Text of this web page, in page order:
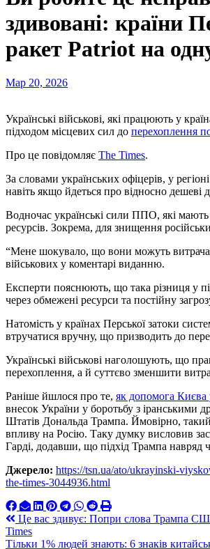
здивовані: країни
ракет Patriot на
Мар 20, 2026
Українські військові, які працюють у країнах Перської затоки як радники з протиповітряної оборони, були здивовані
підходом місцевих сил до перехоплення
Про це повідомляє The Times.
За словами українських офіцерів, у
навіть якщо йдеться про відносно дешеві
Водночас українські сили ППО, які
ресурсів. Зокрема, для знищення
“Мене шокувало, що вони можуть
військових у коментарі виданню.
Експерти пояснюють, що така різниця у
через обмежені ресурси та постійну
Натомість у країнах Перської затоки
втручатися вручну, що призводить до
Українські військові наголошують, що
перехоплення, а й суттєво зменшити
Раніше йшлося про те, як допомога
внесок України у боротьбу з іранськими
Штатів Дональда Трампа. Ймовірно,
впливу на Росію. Таку думку висловив
Гарді, додавши, що підхід Трампа навряд
Джерело: https://tsn.ua/ato/ukrayinski-
the-times-3044936.html
Навигация
по
Це вас здивує: Попри слова Трампа
Times
Тільки 1% людей знають: 6 знаків